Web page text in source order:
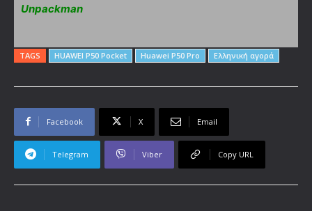
Unpackman
TAGS HUAWEI P50 Pocket Huawei P50 Pro Ελληνική αγορά
Facebook X Email
Telegram Viber Copy URL